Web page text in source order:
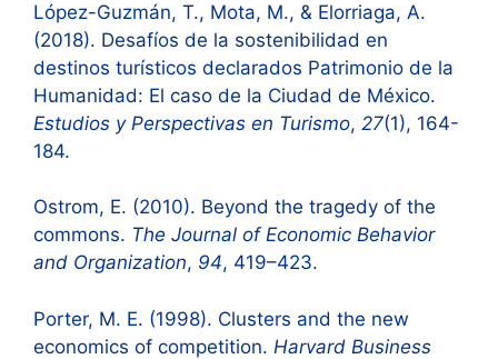
López-Guzmán, T., Mota, M., & Elorriaga, A.
(2018). Desafíos de la sostenibilidad en
destinos turísticos declarados Patrimonio de la
Humanidad: El caso de la Ciudad de México.
Estudios y Perspectivas en Turismo, 27(1), 164-
184.
Ostrom, E. (2010). Beyond the tragedy of the
commons. The Journal of Economic Behavior
and Organization, 94, 419–423.
Porter, M. E. (1998). Clusters and the new
economics of competition. Harvard Business